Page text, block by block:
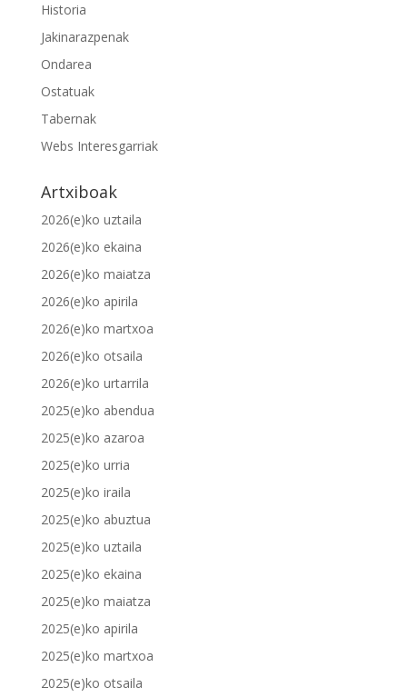
Historia
Jakinarazpenak
Ondarea
Ostatuak
Tabernak
Webs Interesgarriak
Artxiboak
2026(e)ko uztaila
2026(e)ko ekaina
2026(e)ko maiatza
2026(e)ko apirila
2026(e)ko martxoa
2026(e)ko otsaila
2026(e)ko urtarrila
2025(e)ko abendua
2025(e)ko azaroa
2025(e)ko urria
2025(e)ko iraila
2025(e)ko abuztua
2025(e)ko uztaila
2025(e)ko ekaina
2025(e)ko maiatza
2025(e)ko apirila
2025(e)ko martxoa
2025(e)ko otsaila